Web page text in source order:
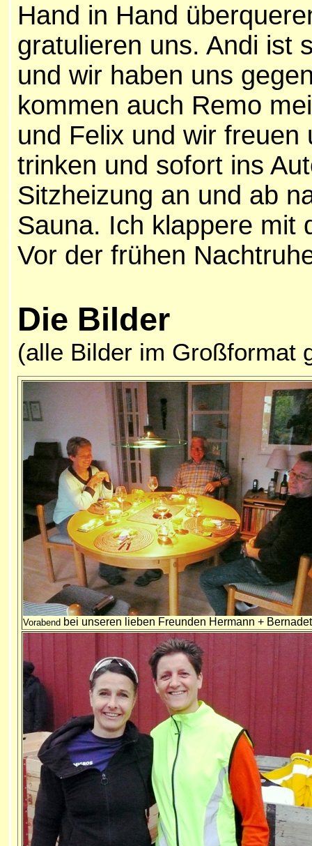
Hand in Hand
gratulieren uns. Andi ist
und wir haben uns
kommen auch Remo
und Felix und wir
trinken und sofort ins
Sitzheizung an und ab
Sauna. Ich klappere mit
Vor der frühen
Die Bilder
(alle Bilder im Großformat
Vorabend bei unseren lieben Freunden Hermann +